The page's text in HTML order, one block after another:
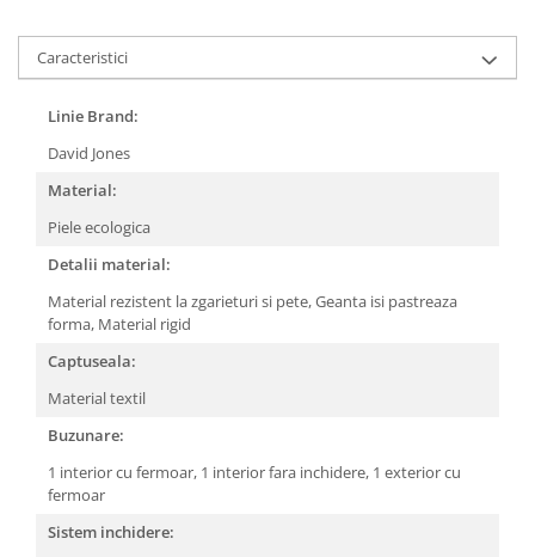
Caracteristici
Linie Brand:
David Jones
Material:
Piele ecologica
Detalii material:
Material rezistent la zgarieturi si pete,Geanta isi pastreaza
forma, Material rigid
Captuseala:
Material textil
Buzunare:
1 interior cu fermoar, 1 interior fara inchidere, 1 exterior cu
fermoar
Sistem inchidere: